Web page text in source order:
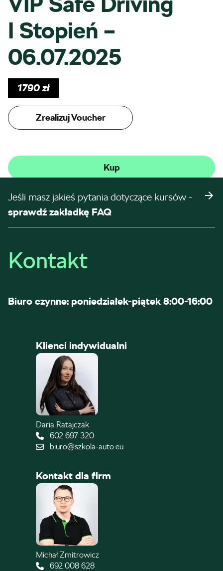
I Stopień –
06.07.2025
1790zł
Zrealizuj Voucher
Kup
Jeśli masz jakieś pytania dotyczące kursów -
sprawdź zakładkę FAQ
Kontakt
Biuro czynne: poniedziałek-piątek 8:00-16:00
Klienci indywidualni
Daria Ratajczak
602 697 320
biuro@szkola-auto.eu
Kontakt dla firm
Michał Zmitrowicz
692 008 628